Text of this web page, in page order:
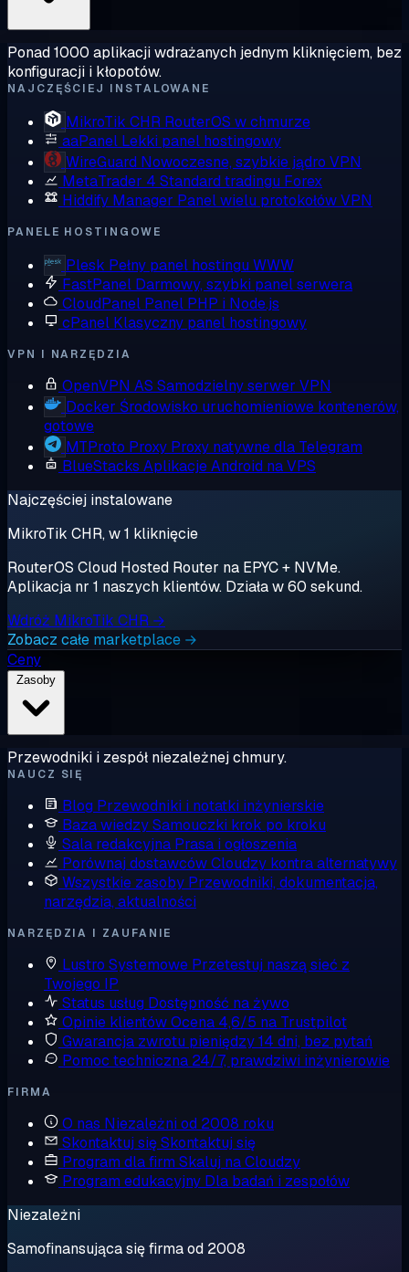
Ponad 1000 aplikacji wdrażanych jednym kliknięciem, bez
konfiguracji i kłopotów.
NAJCZĘŚCIEJ INSTALOWANE
MikroTik CHR RouterOS w chmurze
aaPanel Lekki panel hostingowy
WireGuard Nowoczesne, szybkie jądro VPN
MetaTrader 4 Standard tradingu Forex
Hiddify Manager Panel wielu protokołów VPN
PANELE HOSTINGOWE
Plesk Pełny panel hostingu WWW
FastPanel Darmowy, szybki panel serwera
CloudPanel Panel PHP i Node.js
cPanel Klasyczny panel hostingowy
VPN I NARZĘDZIA
OpenVPN AS Samodzielny serwer VPN
Docker Środowisko uruchomieniowe kontenerów,
gotowe
MTProto Proxy Proxy natywne dla Telegram
BlueStacks Aplikacje Android na VPS
Najczęściej instalowane
MikroTik CHR, w 1 kliknięcie
RouterOS Cloud Hosted Router na EPYC + NVMe.
Aplikacja nr 1 naszych klientów. Działa w 60 sekund.
Wdróż MikroTik CHR →
Zobacz całe marketplace →
Ceny
Przewodniki i zespół niezależnej chmury.
NAUCZ SIĘ
Blog Przewodniki i notatki inżynierskie
Baza wiedzySamouczki krok po kroku
Sala redakcyjna Prasa i ogłoszenia
Porównaj dostawcówCloudzy kontra alternatywy
Wszystkie zasoby Przewodniki, dokumentacja,
narzędzia, aktualności
NARZĘDZIA I ZAUFANIE
Lustro Systemowe Przetestuj naszą sieć z
Twojego IP
Status usług Dostępność na żywo
Opinie klientówOcena 4,6/5 na Trustpilot
Gwarancja zwrotu pieniędzy14 dni, bez pytań
Pomoc techniczna 24/7, prawdziwi inżynierowie
FIRMA
O nas Niezależni od 2008 roku
Skontaktuj sięSkontaktuj się
Program dla firm Skaluj na Cloudzy
Program edukacyjny Dla badań i zespołów
Niezależni
Samofinansująca się firma od 2008